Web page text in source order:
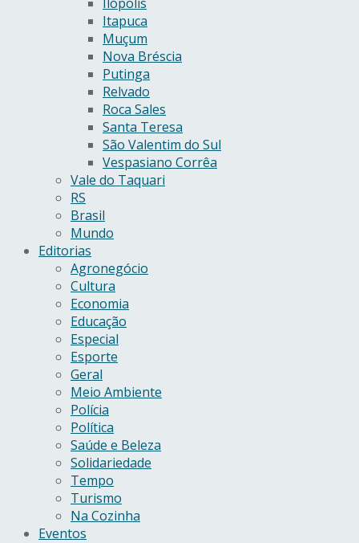
Itapuca
Muçum
Nova Bréscia
Putinga
Relvado
Roca Sales
Santa Teresa
São Valentim do Sul
Vespasiano Corrêa
Vale do Taquari
RS
Brasil
Mundo
Editorias
Agronegócio
Cultura
Economia
Educação
Especial
Esporte
Geral
Meio Ambiente
Polícia
Política
Saúde e Beleza
Solidariedade
Tempo
Turismo
Na Cozinha
Eventos